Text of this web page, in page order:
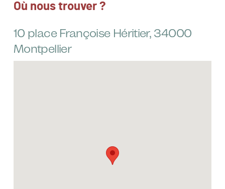
Où nous trouver ?
10 place Françoise Héritier, 34000
Montpellier